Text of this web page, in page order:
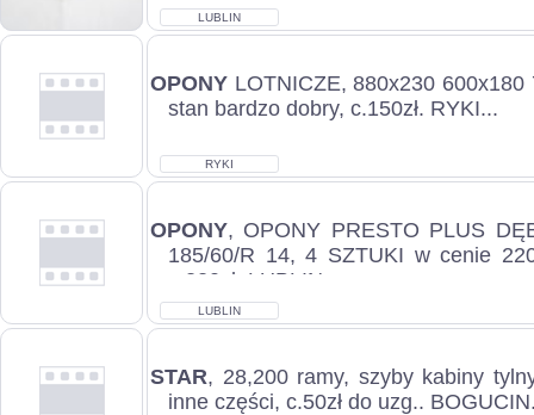
LUBLIN
OPONY LOTNICZE, 880x230 600x180
stan bardzo dobry, c.150zł. RYKI...
RYKI
OPONY, OPONY PRESTO PLUS
185/60/R 14, 4 SZTUKI w cenie
c.220zł. LUBLIN...
LUBLIN
STAR, 28,200 ramy, szyby kabiny
inne części, c.50zł do uzg..